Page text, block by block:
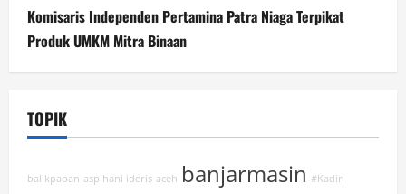
Komisaris Independen Pertamina Patra Niaga Terpikat
Produk UMKM Mitra Binaan
TOPIK
balikpapan aspihani ideris aceh banjarmasin #Kadin